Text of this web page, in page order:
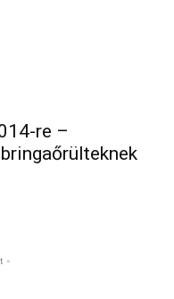
re –
-